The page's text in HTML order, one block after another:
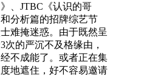
》、JTBC《认识的哥
分析篇的招牌综艺节
难掩迷惑。由于既然呈
次的严沉不及格缘由，
不成能了。或者正在集
地遮住，好不容易邀请